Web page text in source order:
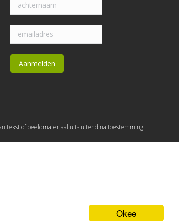
Okee
tekst of beeldmateriaal uitsluitend na toestemming